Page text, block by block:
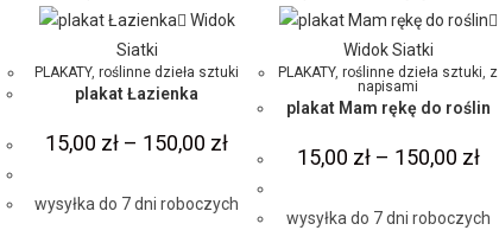
Widok
Siatki
PLAKATY,roślinne dzieła sztuki
plakat Łazienka
15,00 zł – 150,00 zł
wysyłka do 7 dni roboczych
Widok Siatki
PLAKATY,roślinne dzieła sztuki, z
napisami
plakat Mam rękę do roślin
15,00 zł – 150,00 zł
wysyłka do 7 dni roboczych